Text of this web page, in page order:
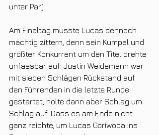
unter Par).
Am Finaltag musste Lucas dennoch
mächtig zittern, denn sein Kumpel und
größter Konkurrent um den Titel drehte
unfassbar auf: Justin Weidemann war
mit sieben Schlägen Rückstand auf
den Führenden in die letzte Runde
gestartet, holte dann aber Schlag um
Schlag auf. Dass es am Ende nicht
ganz reichte, um Lucas Goriwoda ins